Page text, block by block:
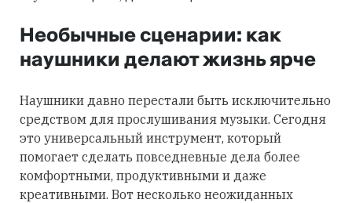
Необычные сценарии: как
наушники делают жизнь ярче
Наушники давно перестали быть исключительно
средством для прослушивания музыки. Сегодня
это универсальный инструмент, который
помогает сделать повседневные дела более
комфортными, продуктивными и даже
креативными. Вот несколько неожиданных